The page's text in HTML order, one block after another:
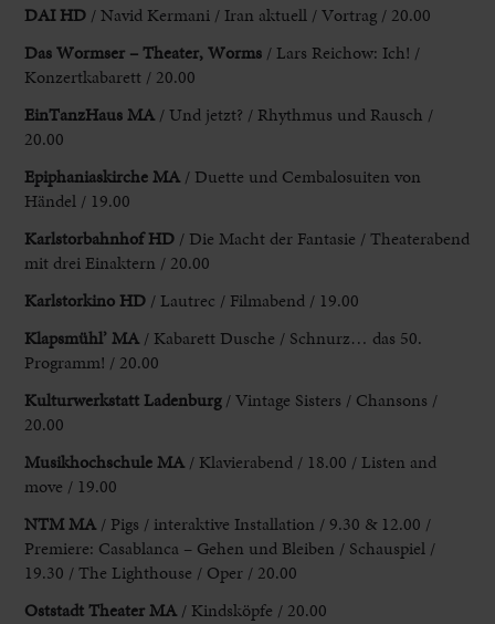
DAIHD / Navid Kermani / Iran aktuell / Vortrag / 20.00
Das Wormser – Theater, Worms / Lars Reichow: Ich! /
Konzertkabarett / 20.00
EinTanzHaus MA / Und jetzt? / Rhythmus und Rausch /
20.00
Epiphaniaskirche MA / Duette und Cembalosuiten von
Händel / 19.00
Karlstorbahnhof HD / Die Macht der Fantasie / Theaterabend
mit drei Einaktern / 20.00
Karlstorkino HD / Lautrec / Filmabend / 19.00
Klapsmühl’ MA / Kabarett Dusche / Schnurz… das 50.
Programm! / 20.00
Kulturwerkstatt Ladenburg/ Vintage Sisters / Chansons /
20.00
Musikhochschule MA / Klavierabend / 18.00 / Listen and
move / 19.00
NTM MA / Pigs / interaktive Installation / 9.30 & 12.00 /
Premiere: Casablanca – Gehen und Bleiben / Schauspiel /
19.30 / The Lighthouse / Oper / 20.00
Oststadt Theater MA / Kindsköpfe / 20.00